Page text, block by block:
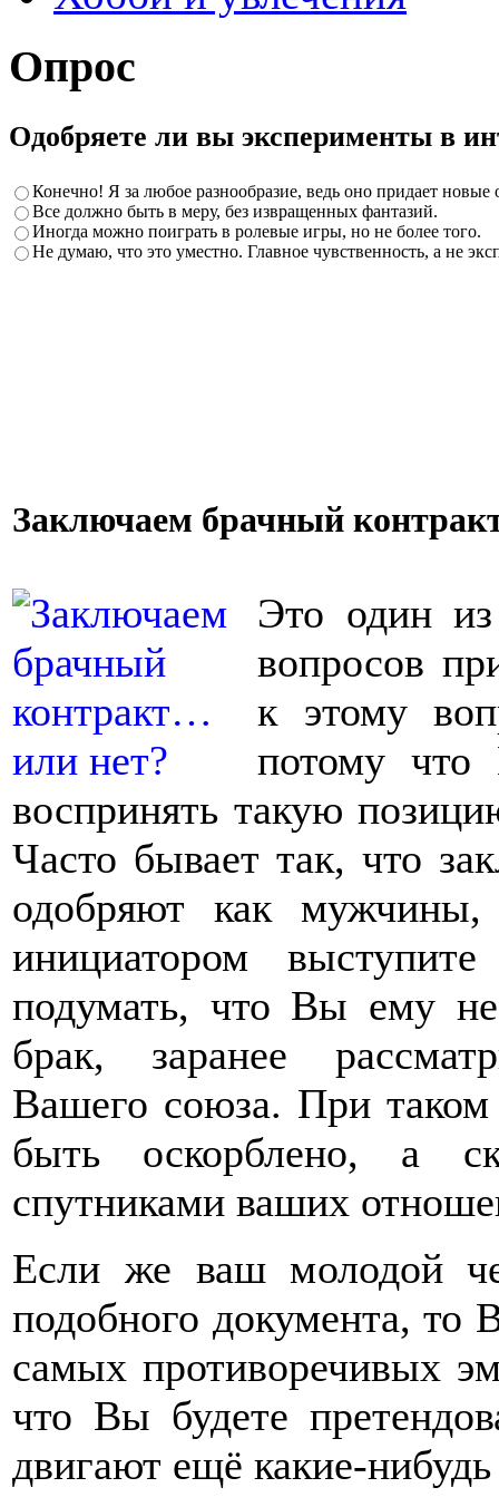
Опрос
Одобряете ли вы эксперименты в
Конечно! Я за любое разнообразие, ведь оно придает
Все должно быть в меру, без извращенных фантазий.
Иногда можно поиграть в ролевые игры, но не более того.
Не думаю, что это уместно. Главное чувственность, а не
Заключаем брачный
Это один
вопросов
к этому
потому
воспринять такую
Часто бывает так, что
одобряют как
инициатором
подумать, что Вы ему
брак, заранее
Вашего союза. При
быть оскорблено, а
спутниками ваших
Если же ваш молодой
подобного документа, то
самых противоречивых
что Вы будете
двигают ещё какие-